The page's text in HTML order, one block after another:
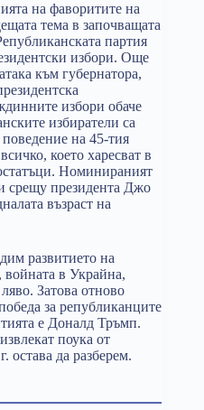
на фаворитите на
тема в започващата
партия
избори. Още
към губернатора,
избори обаче
избиратели са
на 45-тия
което харесват в
Номинираният
срещу президента Джо
възраст на
развитието на
войната в Украйна,
Затова отново
за републиканците
е Доналд Тръмп.
поука от
остава да разберем.